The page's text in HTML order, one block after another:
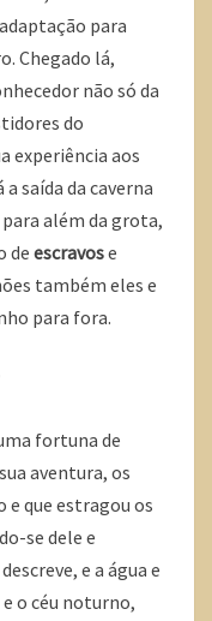
para
Chegado lá,
não só da
do
experiência aos
saída da caverna
além da grota,
de escravose
também eles e
para fora.
fortuna de
aventura, os
e que estragou os
se dele e
e a água e
o céu noturno,